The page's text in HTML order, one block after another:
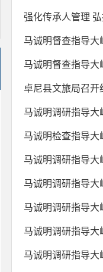
强化传承人管理
马诚明督查指导
马诚明督查指导
卓尼县文旅局召开
马诚明调研指导
马诚明检查指导
马诚明调研指导
马诚明调研指导
马诚明调研指导
马诚明调研指导
马诚明调研指导